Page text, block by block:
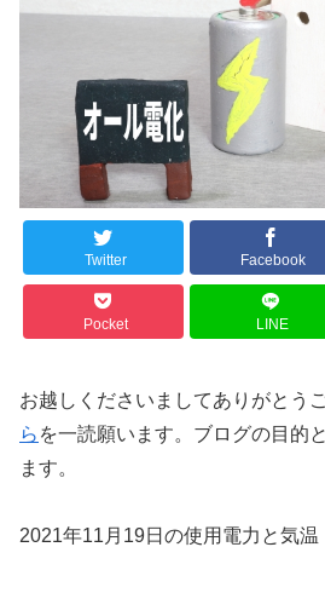
Twitter Facebook
Pocket LINE
お越しくださいましてありがとう
ら を一読願います。ブログの目的
ます。
2021年11月19日の使用電力と気温